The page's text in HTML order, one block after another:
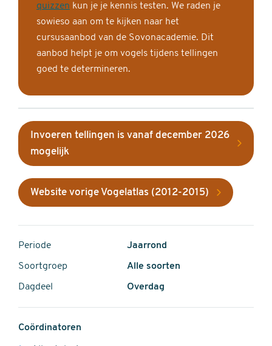
quizzen kun je je kennis testen. We raden je
sowieso aan om te kijken naar het
cursusaanbod van de Sovonacademie. Dit
aanbod helpt je om vogels tijdens tellingen
goed te determineren.
Invoeren tellingen is vanaf december 2026
mogelijk
Website vorige Vogelatlas (2012-2015)
Periode Jaarrond
Soortgroep Alle soorten
Dagdeel Overdag
Coördinatoren